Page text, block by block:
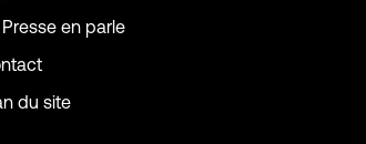
Presse en parle
du site